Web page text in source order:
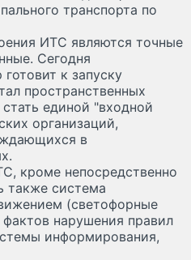
транспорта по
ИТС являются точные
Сегодня
к запуску
пространственных
единой "входной
организаций,
в
кроме непосредственно
также система
(светофорные
нарушения правил
информирования,